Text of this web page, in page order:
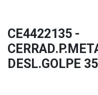
CE4422135 -
DESL.GOLPE